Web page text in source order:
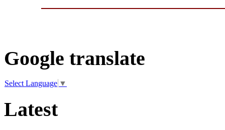
Google translate
Select Language ▼
Latest